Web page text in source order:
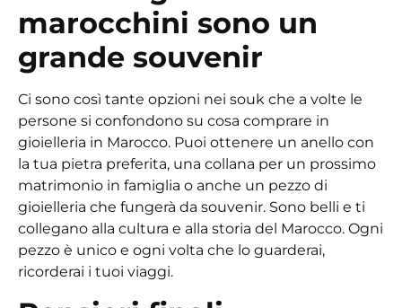
marocchini sono un
grande souvenir
Ci sono così tante opzioni nei souk che a volte le
persone si confondono su cosa comprare in
gioielleria in Marocco. Puoi ottenere un anello con
la tua pietra preferita, una collana per un prossimo
matrimonio in famiglia o anche un pezzo di
gioielleria che fungerà da souvenir. Sono belli e ti
collegano alla cultura e alla storia del Marocco. Ogni
pezzo è unico e ogni volta che lo guarderai,
ricorderai i tuoi viaggi.